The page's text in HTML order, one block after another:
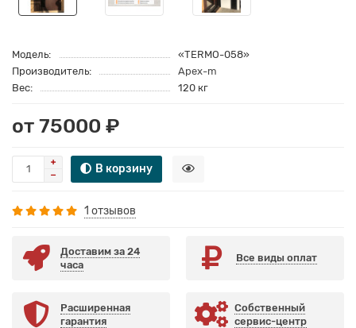
Модель:
«TERMO-058»
Производитель:
Apex-m
Вес:
120 кг
от 75000 ₽
В корзину
1 отзывов
Доставим за 24
часа
Все виды оплат
Расширенная
гарантия
Собственный
сервис-центр